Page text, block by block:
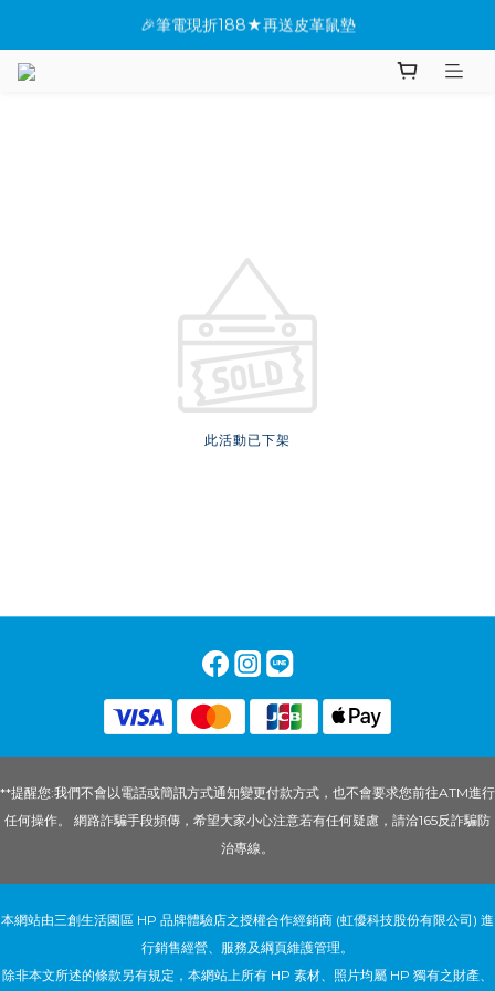
★全館指定桌機現折288
🎉筆電現折188★再送皮革鼠墊
此活動已下架
**提醒您:我們不會以電話或簡訊方式通知變更付款方式，也不會要求您前往ATM進行
任何操作。 網路詐騙手段頻傳，希望大家小心注意若有任何疑慮，請洽165反詐騙防
治專線。
本網站由三創生活園區 HP 品牌體驗店之授權合作經銷商 (虹優科技股份有限公司) 進
行銷售經營、服務及綱頁維護管理。
除非本文所述的條款另有規定，本網站上所有 HP 素材、照片均屬 HP 獨有之財產、